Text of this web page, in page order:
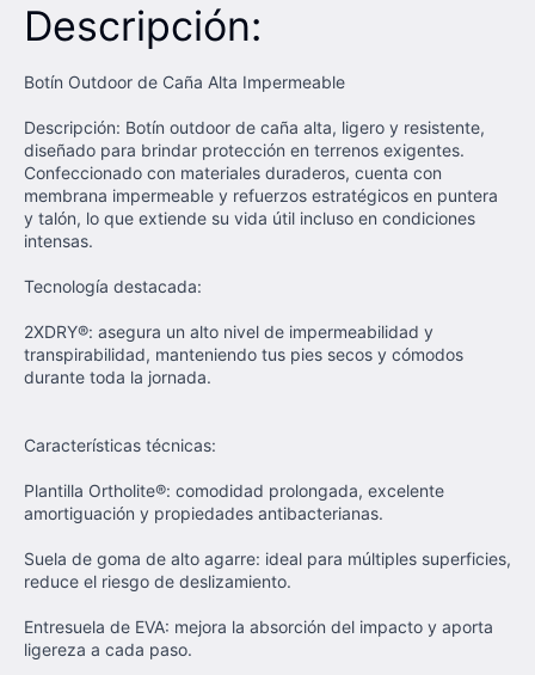
Descripción:
Botín Outdoor de Caña Alta Impermeable
Descripción: Botín outdoor de caña alta, ligero y resistente,
diseñado para brindar protección en terrenos exigentes.
Confeccionado con materiales duraderos, cuenta con
membrana impermeable y refuerzos estratégicos en puntera
y talón, lo que extiende su vida útil incluso en condiciones
intensas.
Tecnología destacada:
2XDRY®: asegura un alto nivel de impermeabilidad y
transpirabilidad, manteniendo tus pies secos y cómodos
durante toda la jornada.
Características técnicas:
Plantilla Ortholite®: comodidad prolongada, excelente
amortiguación y propiedades antibacterianas.
Suela de goma de alto agarre: ideal para múltiples superficies,
reduce el riesgo de deslizamiento.
Entresuela de EVA: mejora la absorción del impacto y aporta
ligereza a cada paso.